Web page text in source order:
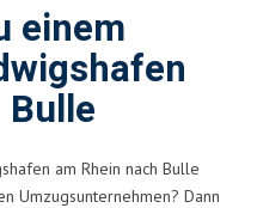
einem
Bulle
am Rhein nach Bulle
Umzugsunternehmen? Dann